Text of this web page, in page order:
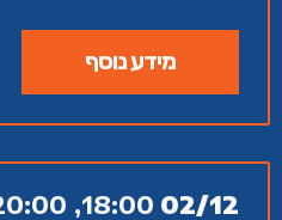
מידע נוסף
02/12
18:00, 20:00, 20:30